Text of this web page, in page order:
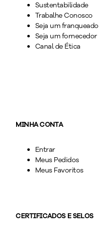
Sustentabilidade
Trabalhe Conosco
Seja um franqueado
Seja um fornecedor
Canal de Ética
MINHA CONTA
Entrar
Meus Pedidos
Meus Favoritos
CERTIFICADOS E SELOS